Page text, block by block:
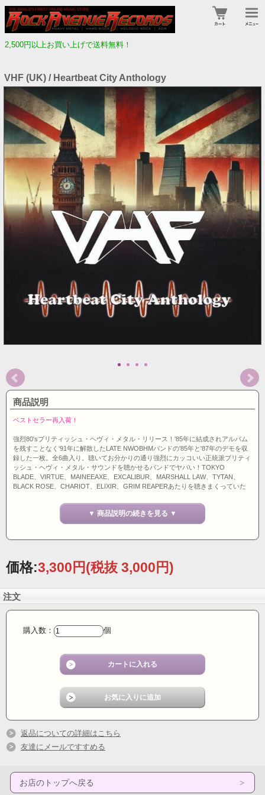
2,500円以上お買い上げで送料無料！
VHF (UK) / Heartbeat City Anthology
商品説明
ベストセラー再入荷！
強烈80'sブリティッシュ・ヘヴィ・メタル・リリース！'85年に結成されアルバム
を残すことなく'91年に解散したLATE NWOBHMバンドの'85年と'87年のデモを収
録した一枚。全6曲入り。聴いてお分かりの通り強烈にカッコいい正統派ブリティ
ッシュ・ヘヴィ・メタル・サウンドを聴かせるバンドでヤバい！TOKYO
BLADE、VIRTUE、MAINEEAXE、EXCALIBUR、MARSHALL LAW、TYTAN、
BLACK ROSE、CHARIOT、ELIXIR、GRIM REAPERあたりを聴きまくっていた
バンドの一つですね。300枚限定リリースと少ないのでお早めにどうぞ。イギリス
とポルトガルのレーベルの共同リリース。
▼ 商品説明の続きを見る ▼
価格:3,300円(税抜 3,000円)
注文
購入数： 個
返品についての詳細はこちら
友達にメールですすめる
お店のトップへ戻る